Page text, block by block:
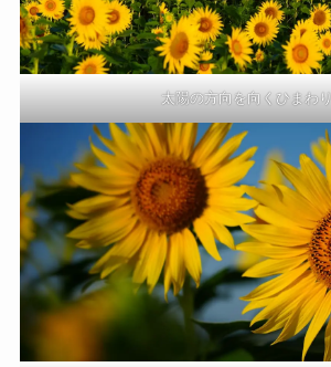
太陽の方向を向くひまわり